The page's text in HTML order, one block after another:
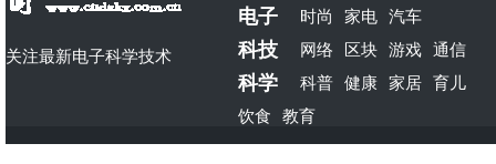
关注最新电子科学技术
电子 时尚 家电 汽车
科技 网络 区块 游戏 通信
科学 科普 健康 家居 育儿
饮食 教育